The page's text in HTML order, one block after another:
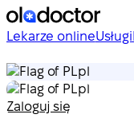
Lekarze onlineUsługi
pl
pl
Zaloguj się